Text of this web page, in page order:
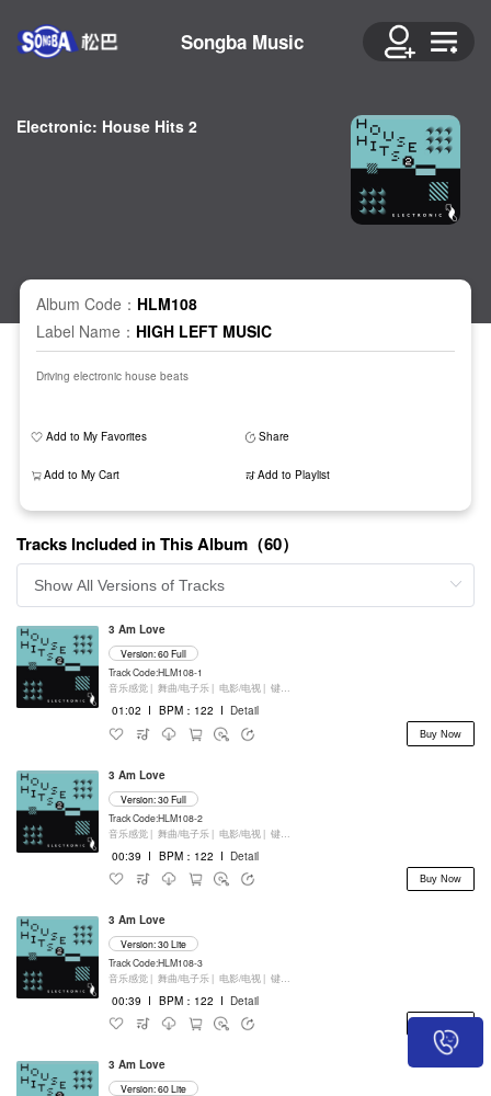
Songba Music
Electronic: House Hits 2
Album Code： HLM108
Label Name： HIGH LEFT MUSIC
Driving electronic house beats
Add to My Favorites Share
Add to My Cart Add to Playlist
Tracks Included in This Album（60）
3 Am Love
Version: 60 Full
Track Code:HLM108-1
音乐感觉 | 舞曲/电子乐 | 电影/电视 | 键盘乐器
01:02 I BPM：122 I Detail
Buy Now
3 Am Love
Version: 30 Full
Track Code:HLM108-2
音乐感觉 | 舞曲/电子乐 | 电影/电视 | 键盘乐器
00:39 I BPM：122 I Detail
Buy Now
3 Am Love
Version: 30 Lite
Track Code:HLM108-3
音乐感觉 | 舞曲/电子乐 | 电影/电视 | 键盘乐器
00:39 I BPM：122 I Detail
3 Am Love
Version: 60 Lite